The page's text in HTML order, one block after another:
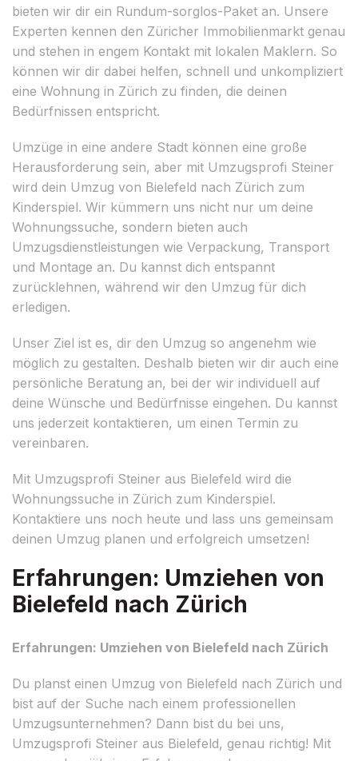
bieten wir dir ein Rundum-sorglos-Paket an. Unsere
Experten kennen den Züricher Immobilienmarkt genau
und stehen in engem Kontakt mit lokalen Maklern. So
können wir dir dabei helfen, schnell und unkompliziert
eine Wohnung in Zürich zu finden, die deinen
Bedürfnissen entspricht.
Umzüge in eine andere Stadt können eine große
Herausforderung sein, aber mit Umzugsprofi Steiner
wird dein Umzug von Bielefeld nach Zürich zum
Kinderspiel. Wir kümmern uns nicht nur um deine
Wohnungssuche, sondern bieten auch
Umzugsdienstleistungen wie Verpackung, Transport
und Montage an. Du kannst dich entspannt
zurücklehnen, während wir den Umzug für dich
erledigen.
Unser Ziel ist es, dir den Umzug so angenehm wie
möglich zu gestalten. Deshalb bieten wir dir auch eine
persönliche Beratung an, bei der wir individuell auf
deine Wünsche und Bedürfnisse eingehen. Du kannst
uns jederzeit kontaktieren, um einen Termin zu
vereinbaren.
Mit Umzugsprofi Steiner aus Bielefeld wird die
Wohnungssuche in Zürich zum Kinderspiel.
Kontaktiere uns noch heute und lass uns gemeinsam
deinen Umzug planen und erfolgreich umsetzen!
Erfahrungen: Umziehen von
Bielefeld nach Zürich
Erfahrungen: Umziehen von Bielefeld nach Zürich
Du planst einen Umzug von Bielefeld nach Zürich und
bist auf der Suche nach einem professionellen
Umzugsunternehmen? Dann bist du bei uns,
Umzugsprofi Steiner aus Bielefeld, genau richtig! Mit